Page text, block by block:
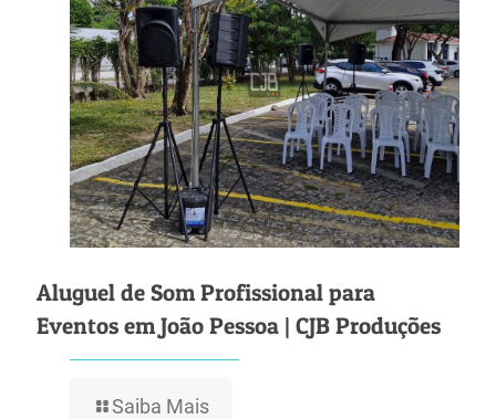
Aluguel de Som Profissional para
Eventos em João Pessoa | CJB Produções
Saiba Mais